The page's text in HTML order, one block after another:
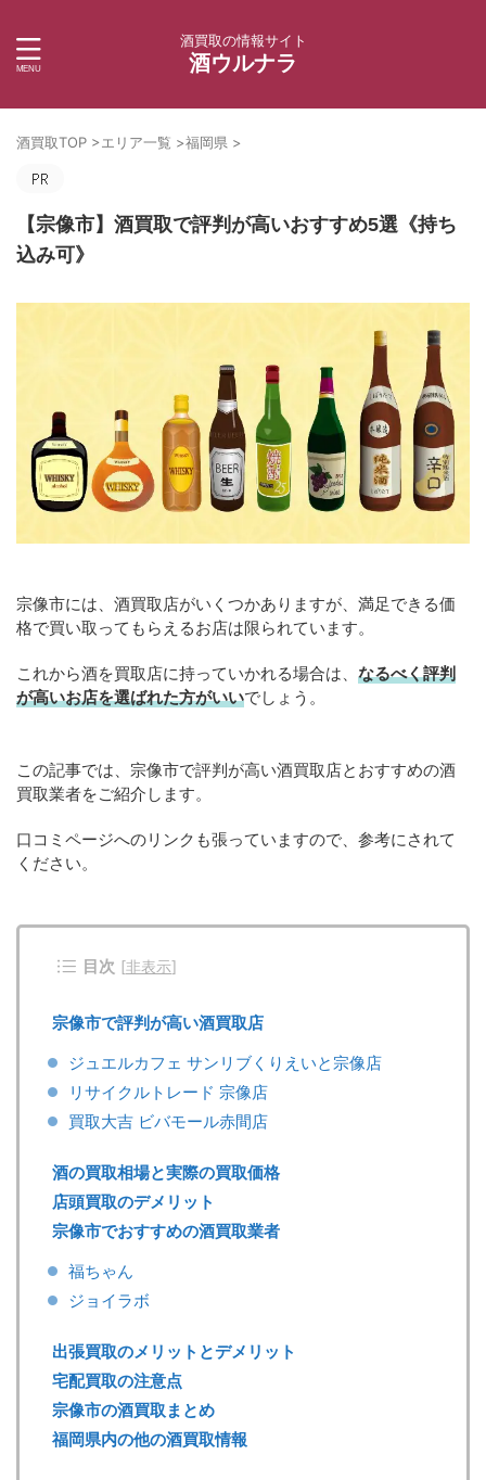
酒買取の情報サイト
酒ウルナラ
酒買取TOP >エリア一覧 >福岡県 >
【宗像市】酒買取で評判が高いおすすめ5選《持ち
込み可》
宗像市には、酒買取店がいくつかありますが、満足できる価
格で買い取ってもらえるお店は限られています。
これから酒を買取店に持っていかれる場合は、 なるべく評判
が高いお店を選ばれた方がいいでしょう。
この記事では、宗像市で評判が高い酒買取店とおすすめの酒
買取業者をご紹介します。
口コミページへのリンクも張っていますので、参考にされて
ください。
目次 [非表示]
宗像市で評判が高い酒買取店
ジュエルカフェ サンリブくりえいと宗像店
リサイクルトレード 宗像店
買取大吉 ビバモール赤間店
酒の買取相場と実際の買取価格
店頭買取のデメリット
宗像市でおすすめの酒買取業者
福ちゃん
ジョイラボ
出張買取のメリットとデメリット
宅配買取の注意点
宗像市の酒買取まとめ
福岡県内の他の酒買取情報